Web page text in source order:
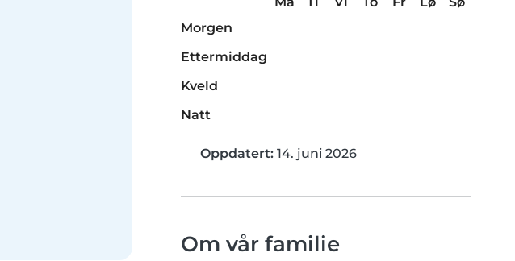
Morgen
Ettermiddag
Kveld
Natt
Oppdatert: 14. juni 2026
Om vår familie